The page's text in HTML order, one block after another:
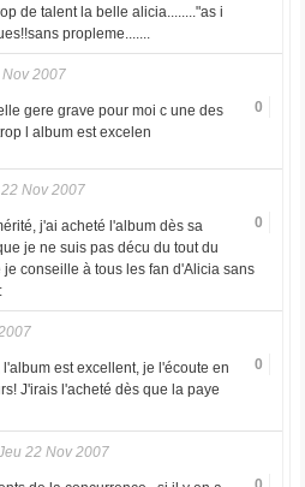
de talent la belle alicia........"as i
propleme.......
2007
0
gere grave pour moi c une des
l album est excelen
Nov 2007
0
j'ai acheté l'album dès sa
je ne suis pas décu du tout du
je conseille à tous les fan d'Alicia sans
0
l'album est excellent, je l'écoute en
J'irais l'acheté dès que la paye
22 Nov 2007